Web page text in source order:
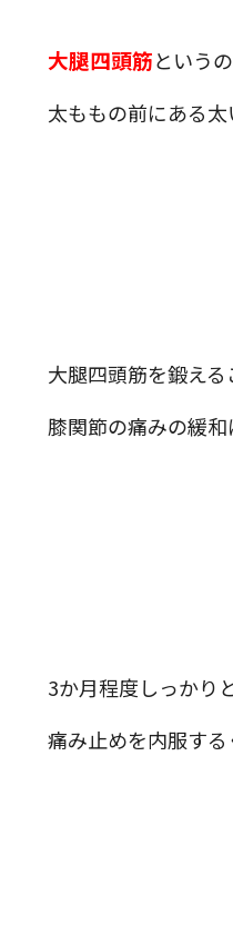
大腿四頭筋という
太ももの前にある太
大腿四頭筋を鍛える
膝関節の痛みの緩和
3か月程度しっかり
痛み止めを内服する